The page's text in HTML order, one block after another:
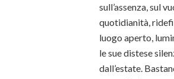
sull’assenza, sul
quotidianità,
luogo aperto,
le sue distese
dall’estate.